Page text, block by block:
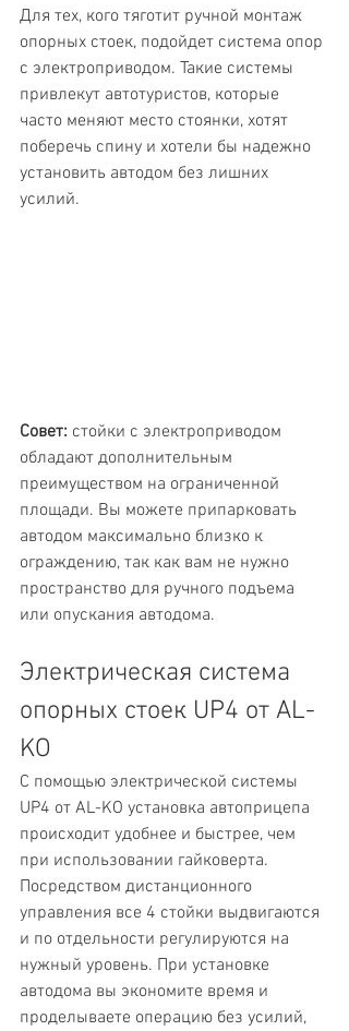
Для тех, кого тяготит ручной монтаж
опорных стоек, подойдет система опор
с электроприводом. Такие системы
привлекут автотуристов, которые
часто меняют место стоянки, хотят
поберечь спину и хотели бы надежно
установить автодом без лишних
усилий.
Совет: стойки с электроприводом
обладают дополнительным
преимуществом на ограниченной
площади. Вы можете припарковать
автодом максимально близко к
ограждению, так как вам не нужно
пространство для ручного подъема
или опускания автодома.
Электрическая система
опорных стоек UP4 от AL-
KO
С помощью электрической системы
UP4 от AL-KO установка автоприцепа
происходит удобнее и быстрее, чем
при использовании гайковерта.
Посредством дистанционного
управления все 4 стойки выдвигаются
и по отдельности регулируются на
нужный уровень. При установке
автодома вы экономите время и
проделываете операцию без усилий,